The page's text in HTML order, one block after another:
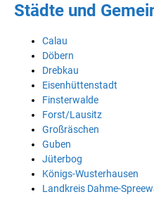
Städte und
Calau
Döbern
Drebkau
Eisenhüttenstadt
Finsterwalde
Forst/Lausitz
Großräschen
Guben
Jüterbog
Königs-Wusterhausen
Landkreis Dahme-